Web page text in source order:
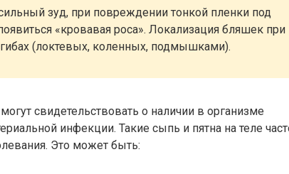
зуд, при повреждении тонкой пленки под
«кровавая роса». Локализация бляшек при
(локтевых, коленных, подмышками).
свидетельствовать о наличии в организме
инфекции. Такие сыпь и пятна на теле
Это может быть: